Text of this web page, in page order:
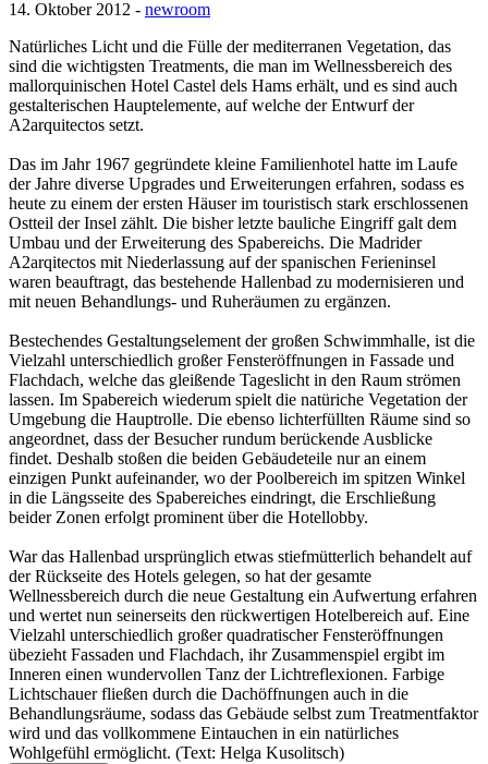
14. Oktober 2012 - newroom
Natürliches Licht und die Fülle der mediterranen Vegetation, das
sind die wichtigsten Treatments, die man im Wellnessbereich des
mallorquinischen Hotel Castel dels Hams erhält, und es sind auch
gestalterischen Hauptelemente, auf welche der Entwurf der
A2arquitectos setzt.
Das im Jahr 1967 gegründete kleine Familienhotel hatte im Laufe
der Jahre diverse Upgrades und Erweiterungen erfahren, sodass es
heute zu einem der ersten Häuser im touristisch stark erschlossenen
Ostteil der Insel zählt. Die bisher letzte bauliche Eingriff galt dem
Umbau und der Erweiterung des Spabereichs. Die Madrider
A2arqitectos mit Niederlassung auf der spanischen Ferieninsel
waren beauftragt, das bestehende Hallenbad zu modernisieren und
mit neuen Behandlungs- und Ruheräumen zu ergänzen.
Bestechendes Gestaltungselement der großen Schwimmhalle, ist die
Vielzahl unterschiedlich großer Fensteröffnungen in Fassade und
Flachdach, welche das gleißende Tageslicht in den Raum strömen
lassen. Im Spabereich wiederum spielt die natüriche Vegetation der
Umgebung die Hauptrolle. Die ebenso lichterfüllten Räume sind so
angeordnet, dass der Besucher rundum berückende Ausblicke
findet. Deshalb stoßen die beiden Gebäudeteile nur an einem
einzigen Punkt aufeinander, wo der Poolbereich im spitzen Winkel
in die Längsseite des Spabereiches eindringt, die Erschließung
beider Zonen erfolgt prominent über die Hotellobby.
War das Hallenbad ursprünglich etwas stiefmütterlich behandelt auf
der Rückseite des Hotels gelegen, so hat der gesamte
Wellnessbereich durch die neue Gestaltung ein Aufwertung erfahren
und wertet nun seinerseits den rückwertigen Hotelbereich auf. Eine
Vielzahl unterschiedlich großer quadratischer Fensteröffnungen
übezieht Fassaden und Flachdach, ihr Zusammenspiel ergibt im
Inneren einen wundervollen Tanz der Lichtreflexionen. Farbige
Lichtschauer fließen durch die Dachöffnungen auch in die
Behandlungsräume, sodass das Gebäude selbst zum Treatmentfaktor
wird und das vollkommene Eintauchen in ein natürliches
Wohlgefühl ermöglicht. (Text: Helga Kusolitsch)